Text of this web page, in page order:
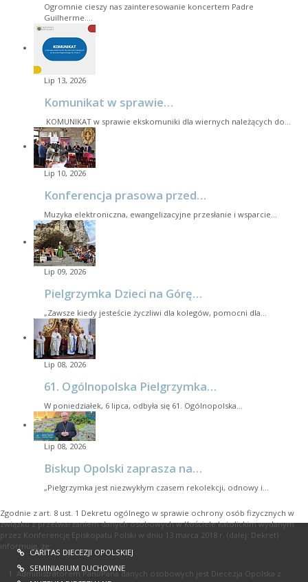
Ogromnie cieszy nas zainteresowanie koncertem Padre
Guilherme.…
Lip 13, 2026
Komunikat w sprawie…
KOMUNIKAT w sprawie ekskomuniki dla wiernych należących do…
Lip 10, 2026
Konferencja prasowa przed…
Muzyka elektroniczna, ewangelizacyjne przesłanie i wsparcie…
Lip 09, 2026
Pielgrzymka Dzieci na Górę…
„Zawsze kiedy jesteście życzliwi dla kolegów, pomocni dla…
Lip 08, 2026
61. Ogólnopolska Pielgrzymka…
W poniedziałek, 6 lipca, odbyła się 61. Ogólnopolska…
Lip 08, 2026
Biskup Opolski zaprasza na…
„Pielgrzymka jest niezwykłym czasem rekolekcji, odnowy i…
CARITAS DIECEZJI OPOLSKIEJ
SEMINIARIUM DUCHOWNE
Zgodnie z art. 8 ust. 1 Dekretu ogólnego w sprawie ochrony osób fizycznych w
związku z przetwarzaniem danych osobowych w Kościele katolickim wydanym
przez Konferencję Episkopatu Polski w dniu 13 marca 2018 r. (dalej: Dekret)
informuję, że:
Administratorem Pani/Pana danych osobowych jest Diecezja Opolska z